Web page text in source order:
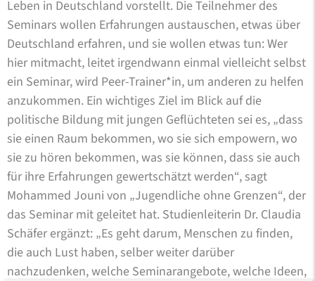
Leben in Deutschland vorstellt. Die Teilnehmer des
Seminars wollen Erfahrungen austauschen, etwas über
Deutschland erfahren, und sie wollen etwas tun: Wer
hier mitmacht, leitet irgendwann einmal vielleicht selbst
ein Seminar, wird Peer-Trainer*in, um anderen zu helfen
anzukommen. Ein wichtiges Ziel im Blick auf die
politische Bildung mit jungen Geflüchteten sei es, „dass
sie einen Raum bekommen, wo sie sich empowern, wo
sie zu hören bekommen, was sie können, dass sie auch
für ihre Erfahrungen gewertschätzt werden“, sagt
Mohammed Jouni von „Jugendliche ohne Grenzen“, der
das Seminar mit geleitet hat. Studienleiterin Dr. Claudia
Schäfer ergänzt: „Es geht darum, Menschen zu finden,
die auch Lust haben, selber weiter darüber
nachzudenken, welche Seminarangebote, welche Ideen,